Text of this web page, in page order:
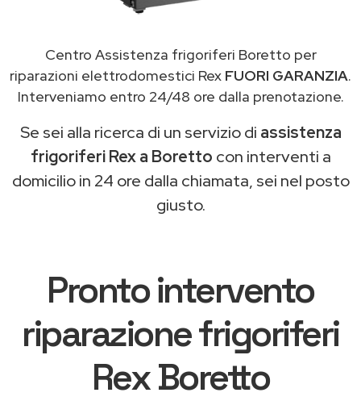
Centro Assistenza frigoriferi Boretto per
riparazioni elettrodomestici Rex FUORI GARANZIA.
Interveniamo entro 24/48 ore dalla prenotazione.
Se sei alla ricerca di un servizio di assistenza
frigoriferi Rex a Boretto con interventi a
domicilio in 24 ore dalla chiamata, sei nel posto
giusto.
Pronto intervento
riparazione frigoriferi
Rex Boretto